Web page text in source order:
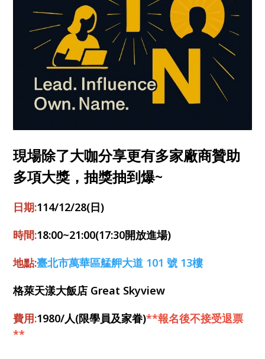
現場除了大咖分享更有多家廠商贊助
多項大獎，抽獎抽到爆~
日期:114/12/28(日)
時間:18:00~21:00(17:30開放進場)
地點:臺北市萬華區艋舺大道 101 號 13樓
格萊天漾大飯店 Great Skyview
費用:1980/人(限學員及家眷)**報名後不接受退票
**